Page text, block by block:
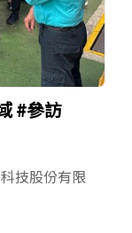
#參訪
技股份有限